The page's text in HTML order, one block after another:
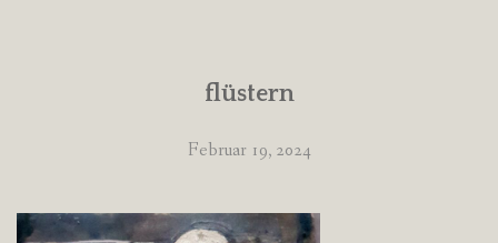
flüstern
Februar 19, 2024